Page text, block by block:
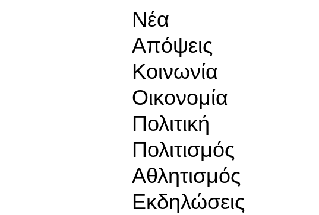
Νέα
Απόψεις
Κοινωνία
Οικονομία
Πολιτική
Πολιτισμός
Αθλητισμός
Εκδηλώσεις